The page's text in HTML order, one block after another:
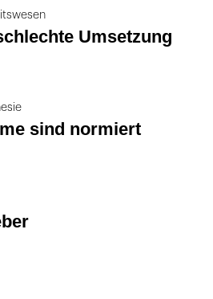
Umsetzung
sind normiert